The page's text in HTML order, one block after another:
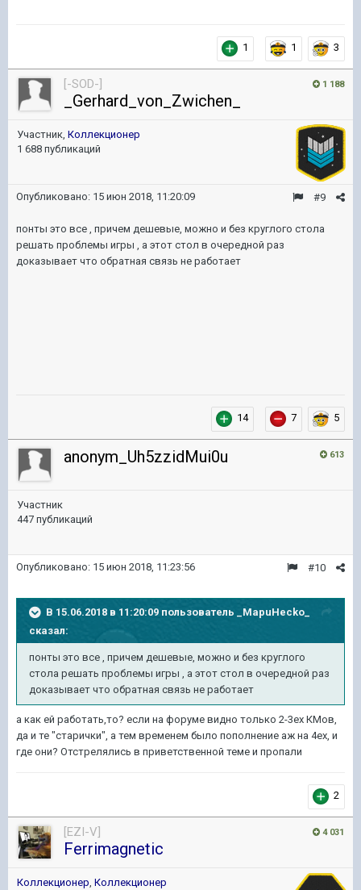
1 1 3
1 188
[-SOD-]
_Gerhard_von_Zwichen_
Участник, Коллекционер
1 688 публикаций
#9
Опубликовано: 15 июн 2018, 11:20:09
понты это все , причем дешевые, можно и без круглого стола
решать проблемы игры , а этот стол в очередной раз
доказывает что обратная связь не работает
14 7 5
613
anonym_Uh5zzidMui0u
Участник
447 публикаций
#10
Опубликовано: 15 июн 2018, 11:23:56
В 15.06.2018 в 11:20:09 пользователь
_MapuHecko_
сказал:
понты это все , причем дешевые, можно и без круглого
стола решать проблемы игры , а этот стол в очередной раз
доказывает что обратная связь не работает
а как ей работать,то? если на форуме видно только 2-3ех КМов,
да и те "старички", а тем временем было пополнение аж на 4ех, и
где они? Отстрелялись в приветственной теме и пропали
2
4 031
[EZI-V]
Ferrimagnetic
Коллекционер, Коллекционер